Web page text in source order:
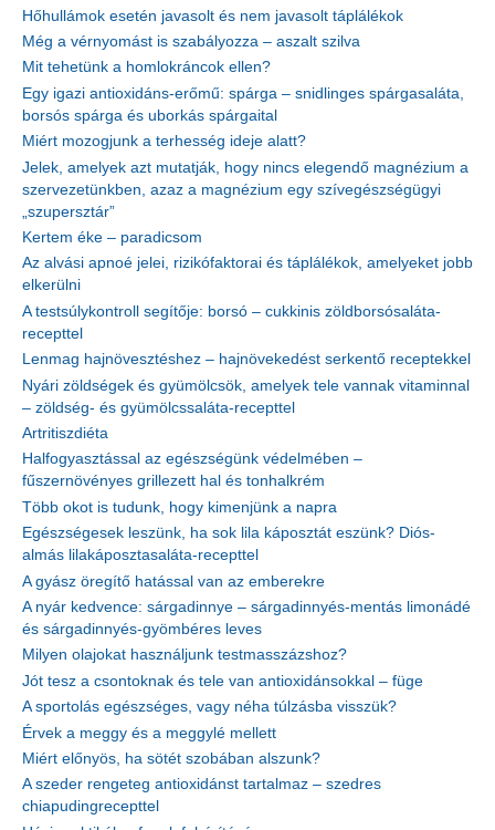
Hőhullámok esetén javasolt és nem javasolt táplálékok
Még a vérnyomást is szabályozza – aszalt szilva
Mit tehetünk a homlokráncok ellen?
Egy igazi antioxidáns-erőmű: spárga – snidlinges spárgasaláta,
borsós spárga és uborkás spárgaital
Miért mozogjunk a terhesség ideje alatt?
Jelek, amelyek azt mutatják, hogy nincs elegendő magnézium a
szervezetünkben, azaz a magnézium egy szívegészségügyi
„szupersztár”
Kertem éke – paradicsom
Az alvási apnoé jelei, rizikófaktorai és táplálékok, amelyeket jobb
elkerülni
A testsúlykontroll segítője: borsó – cukkinis zöldborsósaláta-
recepttel
Lenmag hajnövesztéshez – hajnövekedést serkentő receptekkel
Nyári zöldségek és gyümölcsök, amelyek tele vannak vitaminnal
– zöldség- és gyümölcssaláta-recepttel
Artritiszdiéta
Halfogyasztással az egészségünk védelmében –
fűszernövényes grillezett hal és tonhalkrém
Több okot is tudunk, hogy kimenjünk a napra
Egészségesek leszünk, ha sok lila káposztát eszünk? Diós-
almás lilakáposztasaláta-recepttel
A gyász öregítő hatással van az emberekre
A nyár kedvence: sárgadinnye – sárgadinnyés-mentás limonádé
és sárgadinnyés-gyömbéres leves
Milyen olajokat használjunk testmasszázshoz?
Jót tesz a csontoknak és tele van antioxidánsokkal – füge
A sportolás egészséges, vagy néha túlzásba visszük?
Érvek a meggy és a meggylé mellett
Miért előnyös, ha sötét szobában alszunk?
A szeder rengeteg antioxidánst tartalmaz – szedres
chiapudingrecepttel